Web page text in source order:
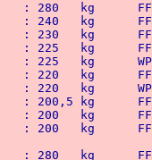
1° Allan
2°
3° Tony
4°
5° Stephane Chavin
6°
7° Gary Gameiro		:
8° Marc
9°
10°
1°